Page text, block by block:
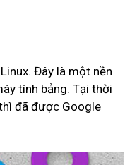
Đây là một nền
tính bảng. Tại thời
đã được Google